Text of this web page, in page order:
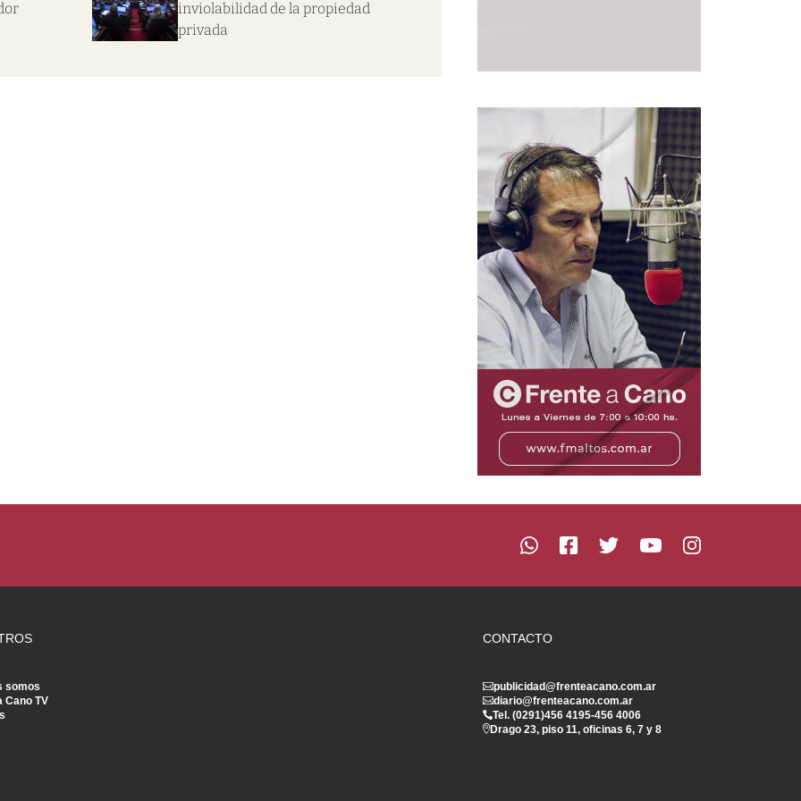
inviolabilidad de la propiedad
privada
somos
Cano TV
CONTACTO
publicidad@frenteacano.com.ar
diario@frenteacano.com.ar
Tel. (0291)456 4195-456 4006
Drago 23, piso 11, oficinas 6, 7 y 8